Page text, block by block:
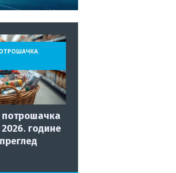
године